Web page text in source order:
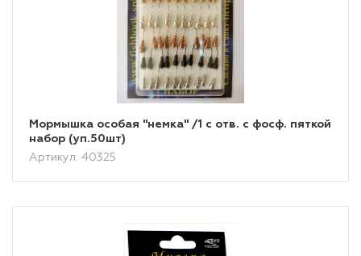
Мормышка особая "немка" /1 с отв. с фосф. пяткой
набор (уп.50шт)
Артикул: 40325